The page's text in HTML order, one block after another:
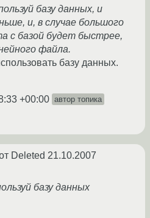
базу данных, и
и, в случае большого
с базой будет быстрее,
файла.
базу данных.
+00:00 автор топика
Deleted 21.10.2007
базу данных